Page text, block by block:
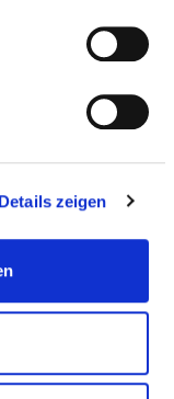
Details zeigen
G09Z 10
71 G24N
Hybrid-DRG
DRG J09B